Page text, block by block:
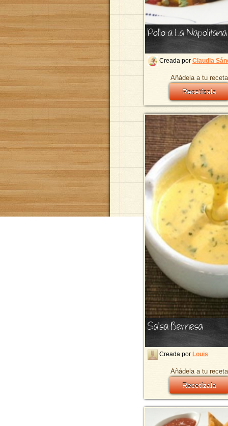
Pollo a La Napolitana
Creada por Claudia
Añádela a tu
Recetízala
Salsa Bernesa
Creada por Louis
Añádela a tu
Recetízala